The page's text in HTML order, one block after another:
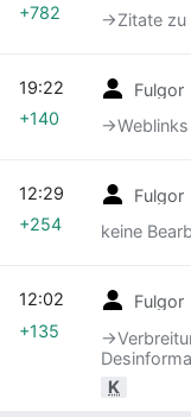
→‎Zitate zu
+782
Fulgor
→‎Weblinks
19:22
+140
Fulgor
keine
12:29
+254
Fulgor
K
12:02
+135